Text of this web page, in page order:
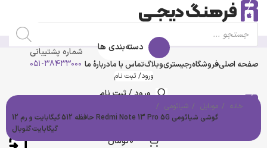
شماره پشتیبانی
۰۵۱-۳۸۴۳۳۰۰۰
دسته‌بندی ها
صفحه اصلیفروشگاهرجیستریوبلاگتماس با مادرباره‌ٔ ما
ورود/ ثبت نام
ورود / ثبت نام
0تومان
خانه موبایل
شیائومی
گوشی شیائومی Redmi Note 13 Pro 5G حافظه 512 گیگابایت و رم 12
گیگابایت گلوبال